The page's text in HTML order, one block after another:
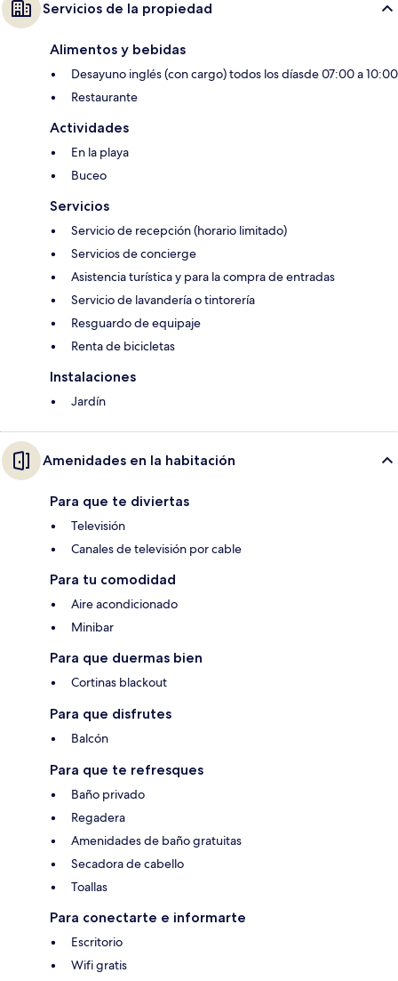
Servicios de la propiedad
Alimentos y bebidas
Desayuno inglés (con cargo) todos los díasde 07:00 a 10:00
Restaurante
Actividades
En la playa
Buceo
Servicios
Servicio de recepción (horario limitado)
Servicios de concierge
Asistencia turística y para la compra de entradas
Servicio de lavandería o tintorería
Resguardo de equipaje
Renta de bicicletas
Instalaciones
Jardín
Amenidades en la habitación
Para que te diviertas
Televisión
Canales de televisión por cable
Para tu comodidad
Aire acondicionado
Minibar
Para que duermas bien
Cortinas blackout
Para que disfrutes
Balcón
Para que te refresques
Baño privado
Regadera
Amenidades de baño gratuitas
Secadora de cabello
Toallas
Para conectarte e informarte
Escritorio
Wifi gratis